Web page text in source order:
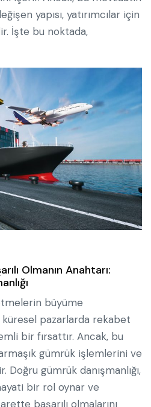
yapısı, yatırımcılar için
İşte bu noktada,
Olmanın Anahtarı:
büyüme
pazarlarda rekabet
bir fırsattır. Ancak, bu
gümrük işlemlerini ve
gümrük danışmanlığı,
bir rol oynar ve
başarılı olmalarını